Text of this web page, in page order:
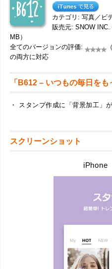
カテゴリ: 写真／ビ
販売元: SNOW
MB）
全てのバージョンの評価:
の両方に対応
「B612 – いつもの毎日を
・ スタンプ作成に「背景加工」
スクリーンショット
iPhone